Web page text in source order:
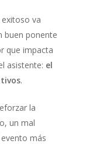
va
buen ponente
que impacta
asistente: el
.
la
un mal
más